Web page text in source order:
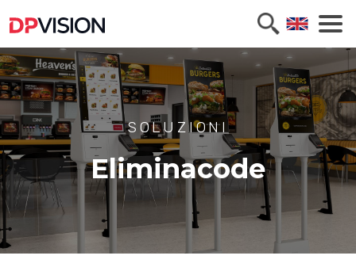
SOLUZIONI
Eliminacode